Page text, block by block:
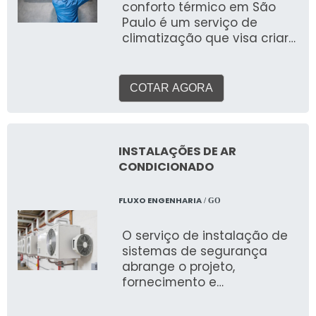
às rigorosas normas
técnicas e ambientais do
Brasil.
conforto térmico em São
Paulo é um serviço de
climatização que visa criar
umidade e qualidade do ar
ideais, proporcionando
residências, escritórios, lojas
e outros espaços. Ao
processos industriais, o foco
aqui é a experiência
COTAR AGORA
INSTALAÇÕES DE AR
CONDICIONADO
FLUXO ENGENHARIA/ GO
O serviço de instalação de
sistemas de segurança
abrange o projeto,
fornecimento e